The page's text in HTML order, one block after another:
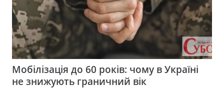
Мобілізація до 60 років: чому в Україні
не знижують граничний вік